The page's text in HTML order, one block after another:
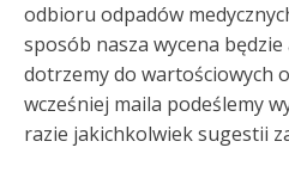
odbioru odpadów
sposób nasza wycena
dotrzemy do wartościowych
wcześniej maila podeślemy
razie jakichkolwiek sugestii